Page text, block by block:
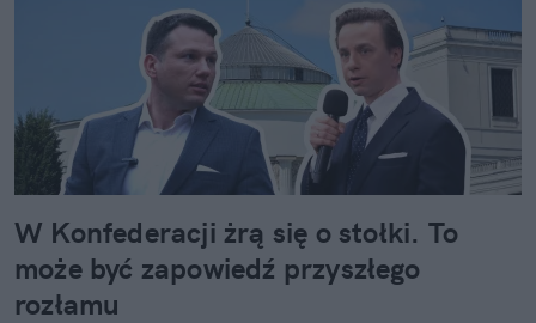
W Konfederacji żrą się o stołki. To
może być zapowiedź przyszłego
rozłamu